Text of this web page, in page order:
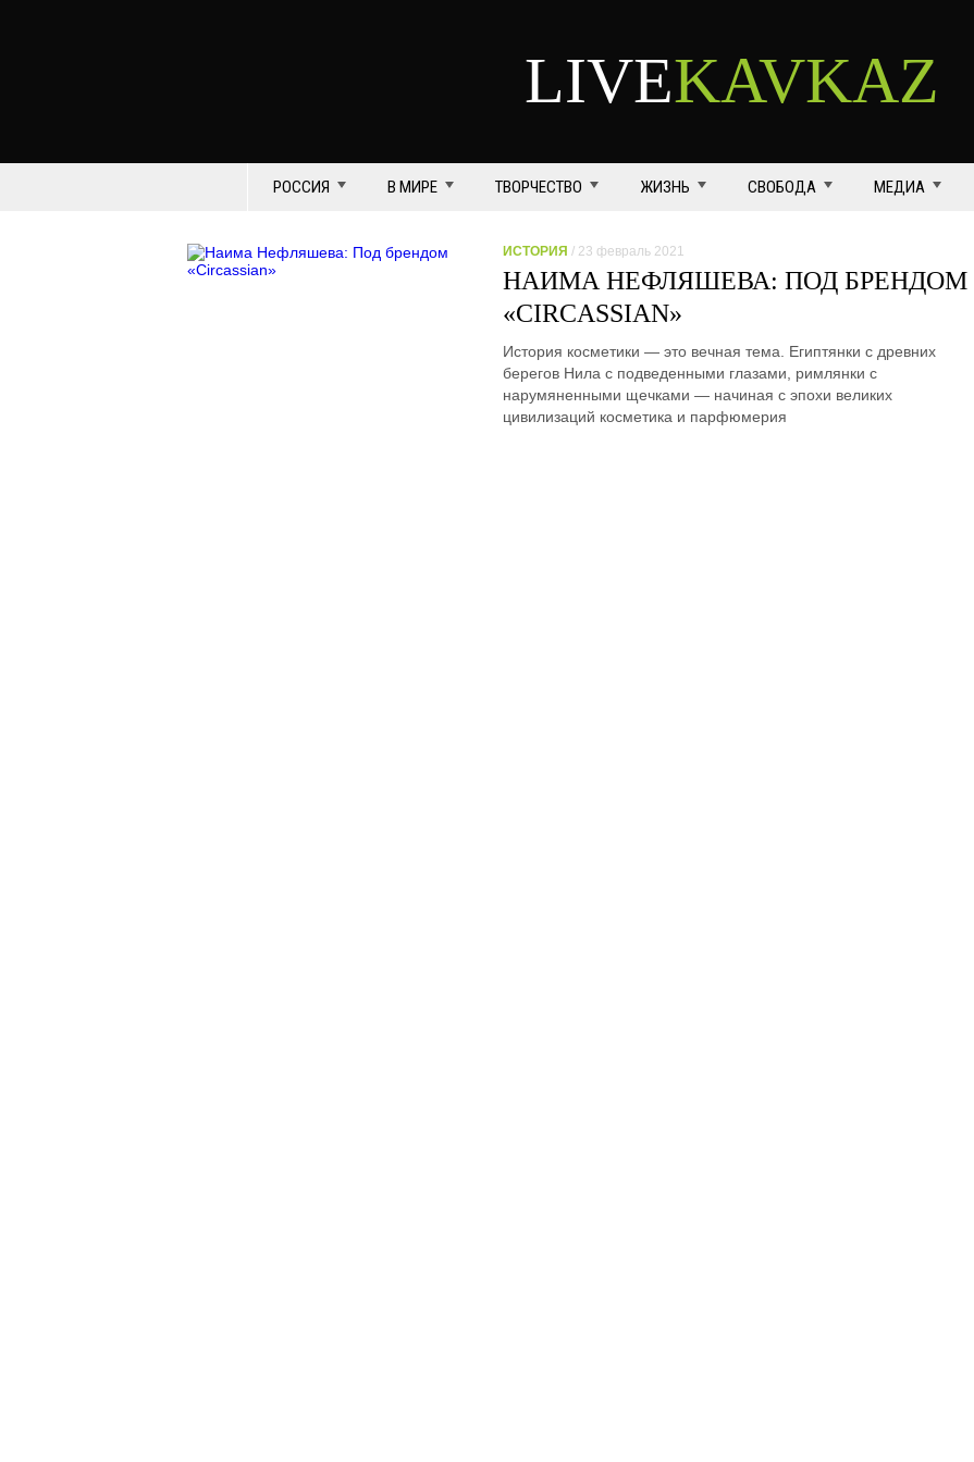
LIVEKAVKAZ
РОССИЯ В МИРЕ ТВОРЧЕСТВО ЖИЗНЬ СВОБОДА МЕДИА
ИСТОРИЯ / 23 февраль 2021
НАИМА НЕФЛЯШЕВА: ПОД БРЕНДОМ
«CIRCASSIAN»
История косметики — это вечная тема. Египтянки с древних
берегов Нила с подведенными глазами, римлянки с
нарумяненными щечками — начиная с эпохи великих
цивилизаций косметика и парфюмерия